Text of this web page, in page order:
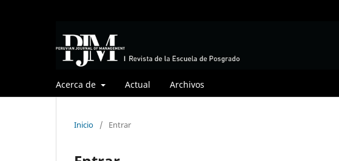
Acerca de Actual Archivos
Inicio / Entrar